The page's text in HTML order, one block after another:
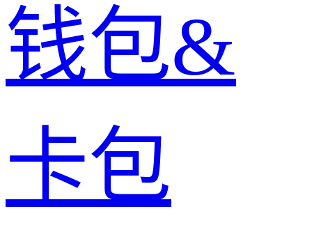
钱包&
卡包